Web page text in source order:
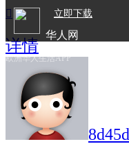
立即下载
华人网
欧洲华人生活APP

详情